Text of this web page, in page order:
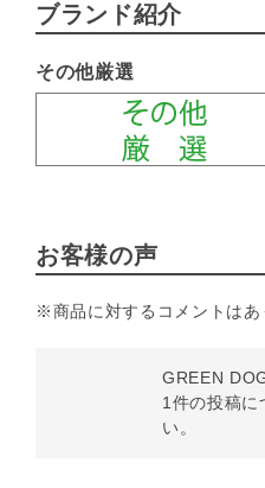
ブランド紹介
その他厳選
お客様の声
※商品に対するコメントはあ
GREEN
1件の投稿に
い。